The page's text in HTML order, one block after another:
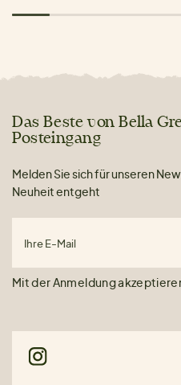
Das Beste von Bella
Posteingang
Melden Sie sich für unseren
Neuheit entgeht
Ihre E-Mail
Mit der Anmeldung